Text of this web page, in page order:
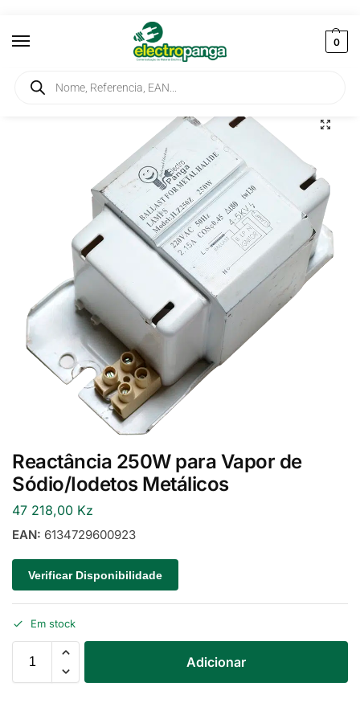
0
Início / Iluminação / Componentes de Iluminação
Reactância 250W para Vapor de
Sódio/Iodetos Metálicos
47 218,00 Kz
EAN: 6134729600923
Verificar Disponibilidade
Em stock
Adicionar